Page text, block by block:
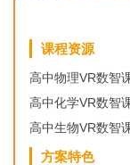
课程资源
高中物理VR数智
高中化学VR数智
高中生物VR数智
方案特色